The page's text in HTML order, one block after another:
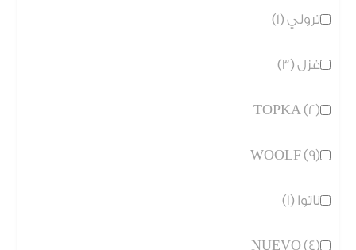
ترولي (1)
غزل (3)
TOPKA (2)
WOOLF (9)
ناتوا (1)
NUEVO (4)